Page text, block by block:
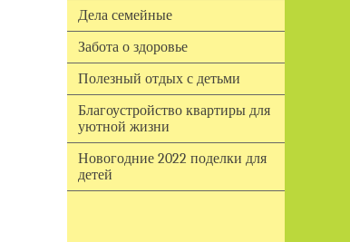
Дела семейные
Забота о здоровье
Полезный отдых с детьми
Благоустройство квартиры для
уютной жизни
Новогодние 2022 поделки для
детей